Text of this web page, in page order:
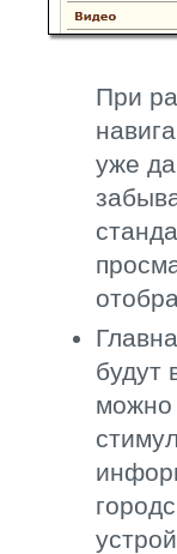
При
уже
будут
можно